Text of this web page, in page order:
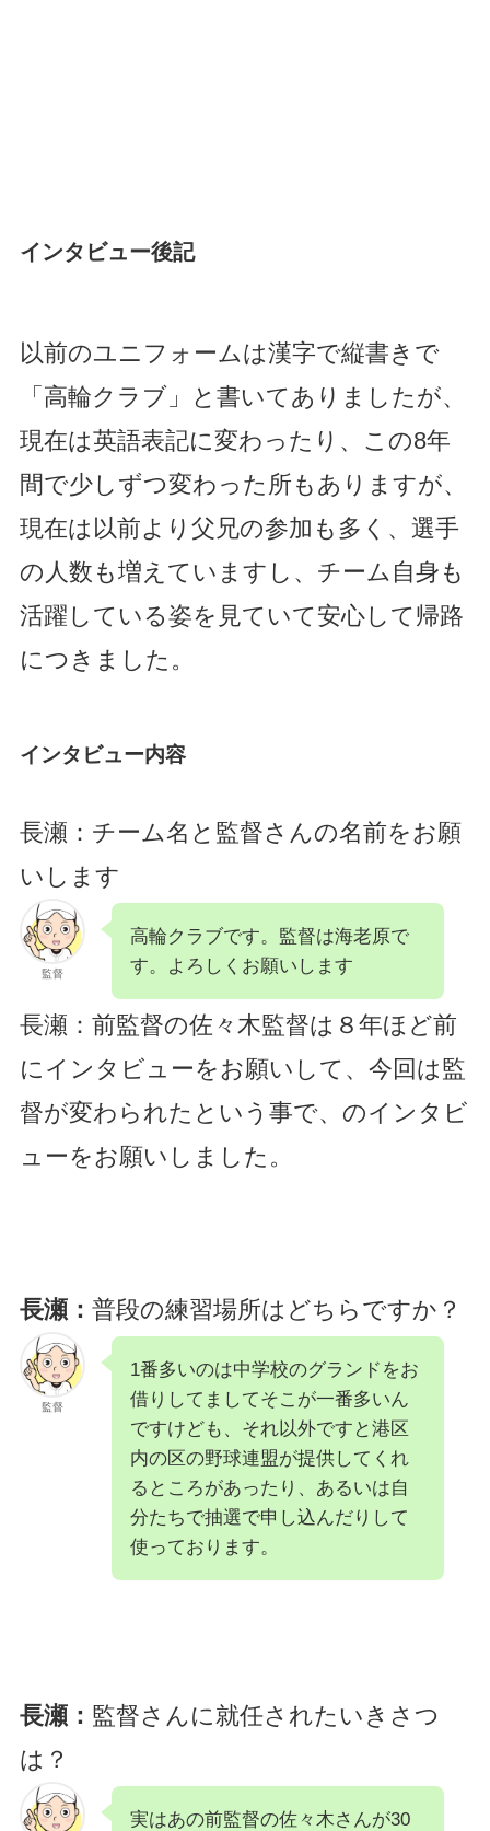
インタビュー後記
以前のユニフォームは漢字で縦書きで
「高輪クラブ」と書いてありましたが、
現在は英語表記に変わったり、この8年
間で少しずつ変わった所もありますが、
現在は以前より父兄の参加も多く、選手
の人数も増えていますし、チーム自身も
活躍している姿を見ていて安心して帰路
につきました。
インタビュー内容
長瀬：チーム名と監督さんの名前をお願
いします
監督
高輪クラブです。監督は海老原で
す。よろしくお願いします
長瀬：前監督の佐々木監督は８年ほど前
にインタビューをお願いして、今回は監
督が変わられたという事で、のインタビ
ューをお願いしました。
長瀬： 普段の練習場所はどちらですか？
監督
1番多いのは中学校のグランドをお
借りしてましてそこが一番多いん
ですけども、それ以外ですと港区
内の区の野球連盟が提供してくれ
るところがあったり、あるいは自
分たちで抽選で申し込んだりして
使っております。
長瀬： 監督さんに就任されたいきさつ
は？
実はあの前監督の佐々木さんが30